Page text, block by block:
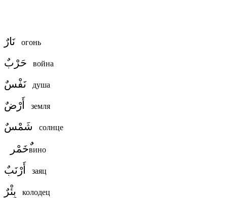
نَارٌ огонь
حَرْبٌ война
نَفْسٌ душа
أَرْضٌ земля
شَمْسٌ солнце
خَمْرвино
أَرْنَبٌ заяц
بِئْرٌ колодец